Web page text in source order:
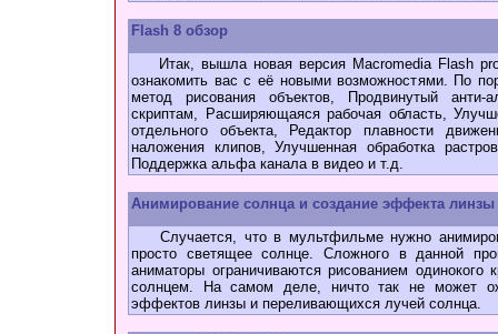
Flash 8 обзор
Итак, вышла новая версия Macromedia Flash
ознакомить вас с её новыми возможностями. По
метод рисования объектов, Продвинутый анти-
скриптам, Расширяющаяся рабочая область,
отдельного объекта, Редактор плавности
наложения клипов, Улучшенная обработка
Поддержка альфа канала в видео и т.д.
Анимирование солнца и создание эффекта линзы
Случается, что в мультфильме нужно
просто светящее солнце. Сложного в данной
аниматоры ограничиваются рисованием одинокого
солнцем. На самом деле, ничто так не может
эффектов линзы и переливающихся лучей солнца.